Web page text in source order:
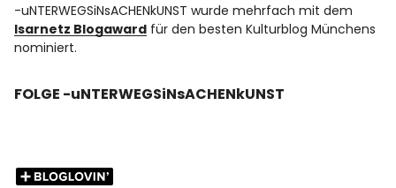
-uNTERWEGSiNsACHENkUNST wurde mehrfach mit dem
Isarnetz Blogaward für den besten Kulturblog Münchens
nominiert.
FOLGE -uNTERWEGSiNsACHENkUNST